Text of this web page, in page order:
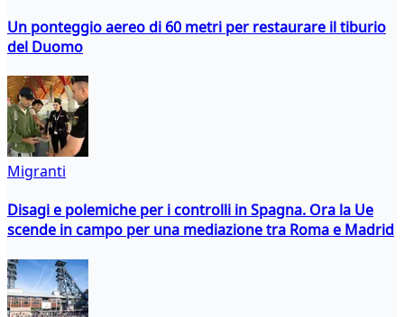
Un ponteggio aereo di 60 metri per restaurare il tiburio
del Duomo
Migranti
Disagi e polemiche per i controlli in Spagna. Ora la Ue
scende in campo per una mediazione tra Roma e Madrid